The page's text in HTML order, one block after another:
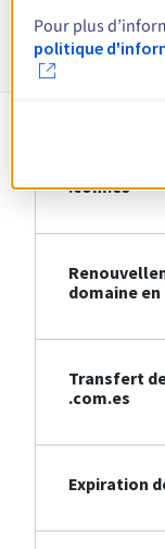
Création
.com.es
domaine en
Transfert
.com.es
Expiration
Pour plus
politique